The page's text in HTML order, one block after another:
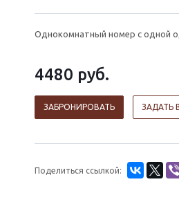
Однокомнатный номер с одной
4480 руб.
ЗАБРОНИРОВАТЬ ЗАДАТЬ
Поделиться ссылкой: